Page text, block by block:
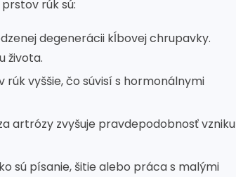
rúk sú:
degenerácii kĺbovej chrupavky.
života.
rúk vyššie, čo súvisí s hormonálnymi
artrózy zvyšuje pravdepodobnosť vzniku
sú písanie, šitie alebo práca s malými